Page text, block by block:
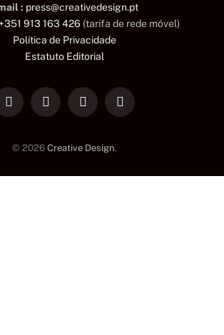
: press@creativedesign.pt
+351 913 163 426 (tarifa de rede móvel)
Política de Privacidade
Estatuto Editorial
LinkedInFacebookInstagramTikTok
© 2026 Creative Design.